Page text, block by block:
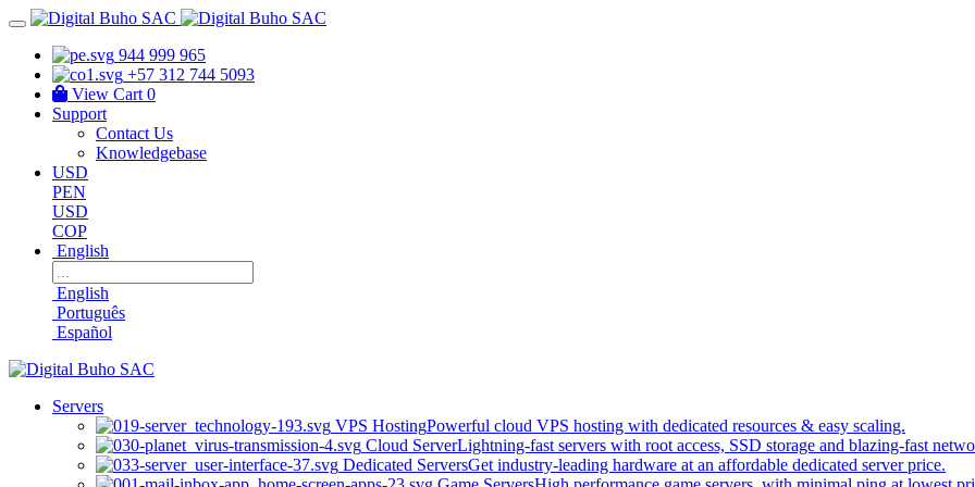
944 999 965
+57 312 744 5093
View Cart 0
Support
Contact Us
Knowledgebase
USD
PEN
USD
COP
English
English
Português
Español
Servers
VPS HostingPowerful cloud VPS hosting with dedicated resources & easy scaling.
Cloud ServerLightning-fast servers with root access, SSD storage and blazing-fast
Dedicated ServersGet industry-leading hardware at an affordable dedicated server price.